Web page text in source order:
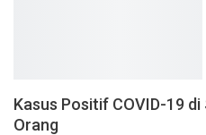
Kasus Positif COVID-19 di
Orang